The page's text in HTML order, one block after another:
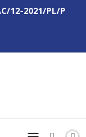
12-2021/PL/P